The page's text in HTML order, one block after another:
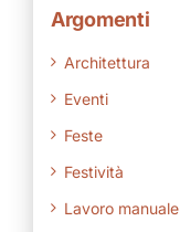
Argomenti
Architettura
Eventi
Feste
Festività
Lavoro manuale